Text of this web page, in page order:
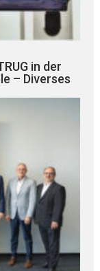
in der
– Diverses